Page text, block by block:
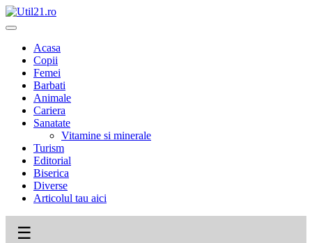
Skip
to
Acasa
Copii
Femei
Barbati
Animale
Cariera
Sanatate
Vitamine si minerale
Turism
Editorial
Biserica
Diverse
Articolul tau aici
☰